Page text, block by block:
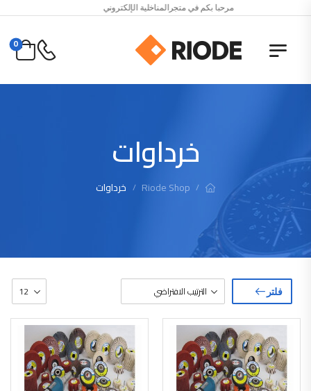
مرحبا بكم في متجرالمناخلية الإلكتروني
0
خرداوات
/
Riode Shop
/ خرداوات
فلتر